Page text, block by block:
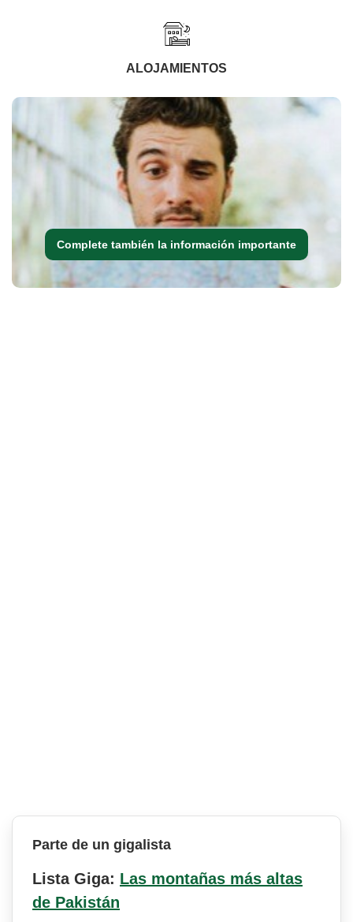
ALOJAMIENTOS
Complete también la información importante
Parte de un gigalista
Lista Giga: Las montañas más altas
de Pakistán